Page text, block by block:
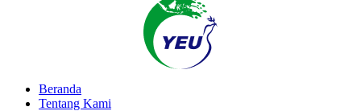
Beranda
Tentang Kami